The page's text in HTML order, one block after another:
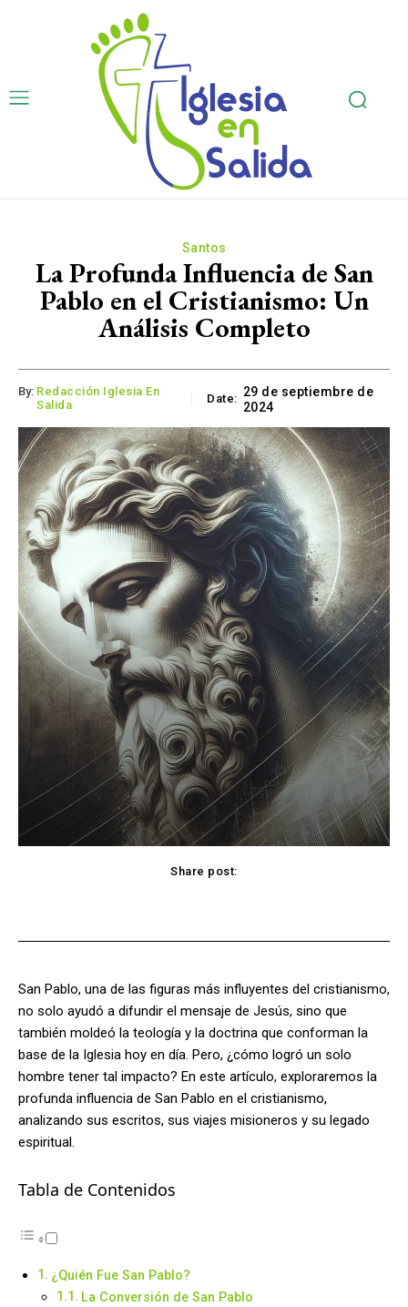
Santos
La Profunda Influencia de San
Pablo en el Cristianismo: Un
Análisis Completo
By: Redacción Iglesia En
Salida
Date: 29 de septiembre de
2024
Share post:
San Pablo, una de las figuras más influyentes del cristianismo,
no solo ayudó a difundir el mensaje de Jesús, sino que
también moldeó la teología y la doctrina que conforman la
base de la Iglesia hoy en día. Pero, ¿cómo logró un solo
hombre tener tal impacto? En este artículo, exploraremos la
profunda influencia de San Pablo en el cristianismo,
analizando sus escritos, sus viajes misioneros y su legado
espiritual.
Tabla de Contenidos
¿Quién Fue San Pablo?
La Conversión de San Pablo